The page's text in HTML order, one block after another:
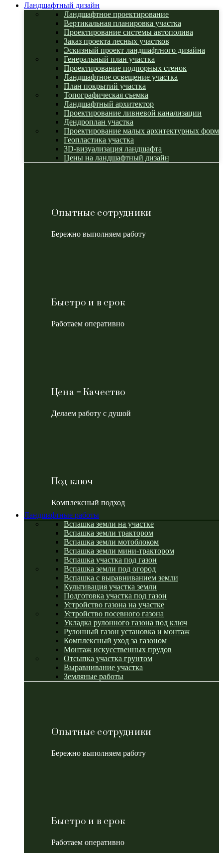
Ландшафтный дизайн
Ландшафтное проектирование
Вертикальная планировка участка
Проектирование системы автополива
Заказ проекта лесных участков
Эскизный проект ландшафтного дизайна
Генеральный план участка
Проектирование подпорных стенок
Ландшафтное освещение участка
План покрытий участка
Топографическая съемка
Ландшафтный архитектор
Проектирование ливневой канализации
Дендроплан участка
Проектирование малых архитектурных форм
Геопластика участка
3D-визуализация ландшафта
Цены на ландшафтный дизайн
Опытные сотрудники
Бережно выполняем работу
Быстро и в срок
Работаем оперативно
Цена = Качество
Делаем работу с душой
Под ключ
Комплексный подход
Ландшафтные работы
Вспашка земли на участке
Вспашка земли трактором
Вспашка земли мотоблоком
Вспашка земли мини-трактором
Вспашка участка под газон
Вспашка земли под огород
Вспашка с выравниванием земли
Культивация участка земли
Подготовка участка под газон
Устройство газона на участке
Устройство посевного газона
Укладка рулонного газона под ключ
Рулонный газон установка и монтаж
Комплексный уход за газоном
Монтаж искусственных прудов
Отсыпка участка грунтом
Выравнивание участка
Земляные работы
Опытные сотрудники
Бережно выполняем работу
Быстро и в срок
Работаем оперативно